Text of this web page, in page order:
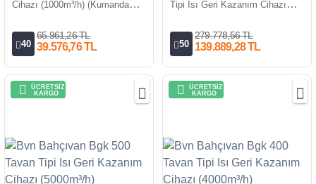
Cihazı (1000m³/h) (Kumanda
40
65.961,26 TL
39.576,76 TL
Tipi Isı Geri Kazanım Cihazı
50
279.778,56 TL
139.889,28 TL
ÜCRETSİZ
KARGO
ÜCRETSİZ
KARGO